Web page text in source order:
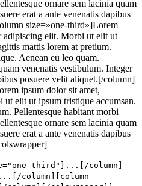
ornare sem lacinia quam
erat a ante venenatis dapibus
size=»one-third»]Lorem
adipiscing elit. Morbi ut elit ut
mattis lorem at pretium.
Aenean eu leo quam.
venenatis vestibulum. Integer
posuere velit aliquet.[/column]
ipsum dolor sit amet,
elit ut ipsum tristique accumsan.
Pellentesque habitant morbi
ornare sem lacinia quam
erat a ante venenatis dapibus
third"]...[/column]
column][column